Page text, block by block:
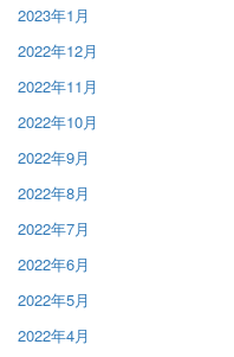
2023年1月
2022年12月
2022年11月
2022年10月
2022年9月
2022年8月
2022年7月
2022年6月
2022年5月
2022年4月